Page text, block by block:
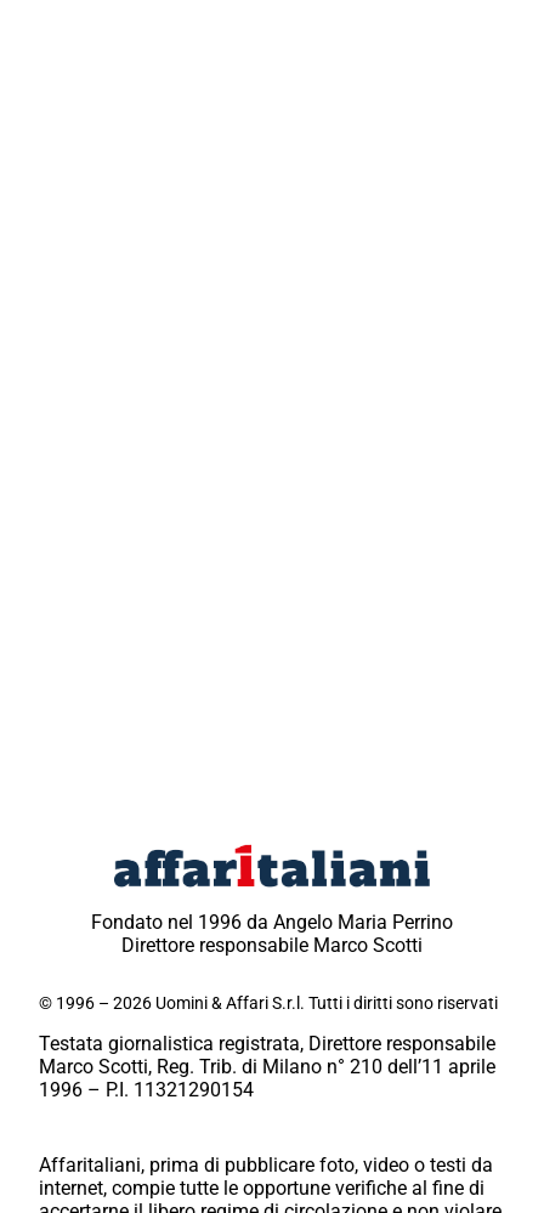
Fondato nel 1996 da Angelo Maria Perrino
Direttore responsabile Marco Scotti
© 1996 – 2026 Uomini & Affari S.r.l. Tutti i diritti sono riservati
Testata giornalistica registrata, Direttore responsabile
Marco Scotti, Reg. Trib. di Milano n° 210 dell’11 aprile
1996 – P.I. 11321290154
Affaritaliani, prima di pubblicare foto, video o testi da
internet, compie tutte le opportune verifiche al fine di